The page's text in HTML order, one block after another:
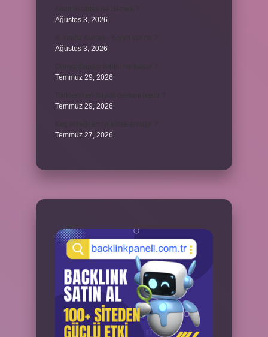
Ağustos 3, 2026
Ağustos 3, 2026
Temmuz 29, 2026
Temmuz 29, 2026
Temmuz 27, 2026